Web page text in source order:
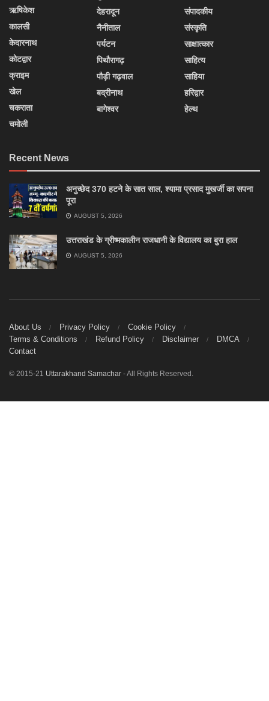
ऋषिकेश
कालसी
केदारनाथ
कोटद्वार
क्राइम
खेल
चकराता
चमोली
देहरादून
नैनीताल
पर्यटन
पिथौरागढ़
पौड़ी गढ़वाल
बद्रीनाथ
बागेश्वर
संपादकीय
संस्कृति
साक्षात्कार
साहित्य
साहिया
हरिद्वार
हेल्थ
Recent News
अनुच्छेद 370 हटने के सात साल, श्यामा प्रसाद मुखर्जी का सपना
पूरा
AUGUST 5, 2026
उत्तराखंड के ग्रीष्मकालीन राजधानी के विद्यालय का बुरा हाल
AUGUST 5, 2026
About Us Privacy Policy
Cookie Policy
Terms & Conditions
Refund Policy Disclaimer
DMCA
Contact
© 2015-21 Uttarakhand Samachar - All Rights Reserved.